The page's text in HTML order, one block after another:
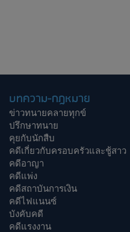
บทความ-กฎหมาย
ข่าวทนายคลายทุกข์
ปรึกษาทนาย
คุยกับนักสืบ
คดีเกี่ยวกับครอบครัวและชู้สาว
คดีอาญา
คดีแพ่ง
คดีสถาบันการเงิน
คดีไฟแนนซ์
บังคับคดี
คดีแรงงาน